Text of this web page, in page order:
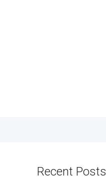
Recent Posts